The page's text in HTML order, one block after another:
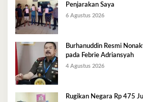
Penjarakan Saya
6 Agustus 2026
Burhanuddin Resmi
pada Febrie Adriansyah
4 Agustus 2026
Rugikan Negara Rp 475